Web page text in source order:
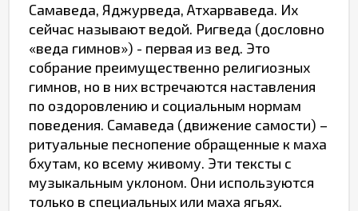
Самаведа, Яджурведа, Атхарваведа. Их
сейчас называют ведой. Ригведа (дословно
«веда гимнов») - первая из вед. Это
собрание преимущественно религиозных
гимнов, но в них встречаются наставления
по оздоровлению и социальным нормам
поведения. Самаведа (движение самости) –
ритуальные песнопение обращенные к маха
бхутам, ко всему живому. Эти тексты с
музыкальным уклоном. Они используются
только в специальных или маха ягьях.